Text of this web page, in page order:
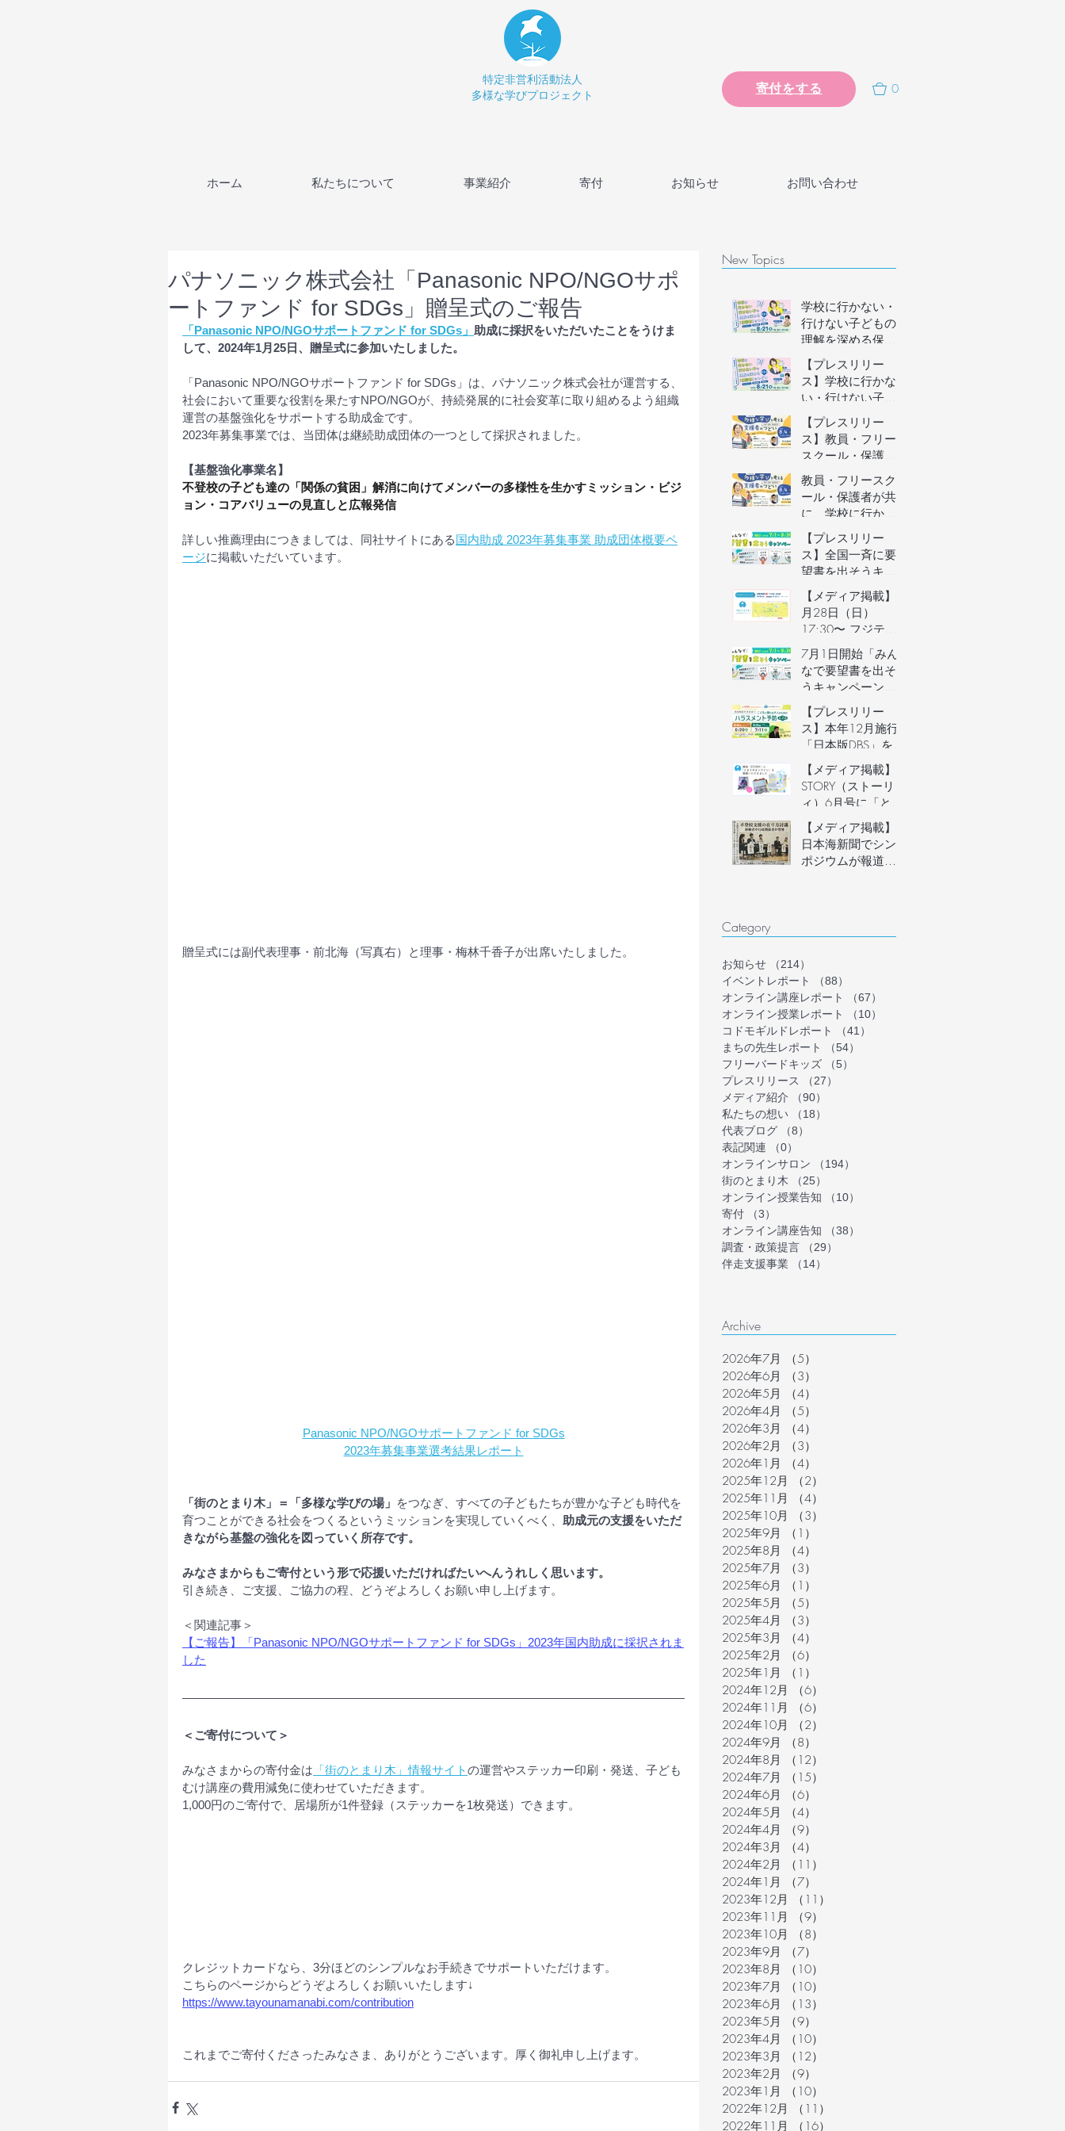
特定非営利活動法人
多様な学びプロジェクト
寄付をする 0
ホーム 私たちについて 事業紹介 寄付 お知らせ お問い合わせ
パナソニック株式会社「Panasonic NPO/NGOサポ
ートファンド for SDGs」贈呈式のご報告
「Panasonic NPO/NGOサポートファンド for SDGs」 助成に採択をいただいたことをうけま
して、2024年1月25日、贈呈式に参加いたしました。
「Panasonic NPO/NGOサポートファンド for SDGs」は、パナソニック株式会社が運営する、
社会において重要な役割を果たすNPO/NGOが、持続発展的に社会変革に取り組めるよう組織
運営の基盤強化をサポートする助成金です。
2023年募集事業では、当団体は継続助成団体の一つとして採択されました。
【基盤強化事業名】
不登校の子ども達の「関係の貧困」解消に向けてメンバーの多様性を生かすミッション・ビジ
ョン・コアバリューの見直しと広報発信
詳しい推薦理由につきましては、同社サイトにある国内助成 2023年募集事業 助成団体概要ペ
ージに掲載いただいています。
贈呈式には副代表理事・前北海（写真右）と理事・梅林千香子が出席いたしました。
Panasonic NPO/NGOサポートファンド for SDGs
2023年募集事業選考結果レポート
「街のとまり木」＝「多様な学びの場」 をつなぎ、すべての子どもたちが豊かな子ども時代を
育つことができる社会をつくるというミッションを実現していくべく、 助成元の支援をいただ
きながら基盤の強化を図っていく所存です。
みなさまからもご寄付という形で応援いただければたいへんうれしく思います。
引き続き、ご支援、ご協力の程、どうぞよろしくお願い申し上げます。
＜関連記事＞
【ご報告】「Panasonic NPO/NGOサポートファンド for SDGs」2023年国内助成に採択されま
した
＜ご寄付について＞
みなさまからの寄付金は 「街のとまり木」情報サイトの運営やステッカー印刷・発送、子ども
むけ講座の費用減免に使わせていただきます。
1,000円のご寄付で、居場所が1件登録（ステッカーを1枚発送）できます。
クレジットカードなら、3分ほどのシンプルなお手続きでサポートいただけます。
こちらのページからどうぞよろしくお願いいたします↓
https://www.tayounamanabi.com/contribution
これまでご寄付くださったみなさま、ありがとうございます。厚く御礼申し上げます。
New Topics
学校に行かない・
行けない子どもの
理解を深める保護
者向けオンライン
イベントの参加者
を募集します（長
【プレスリリー
ス】学校に行かな
い・行けない子ど
もの理解を深める
保護者向けオンラ
インイベントを開
【プレスリリー
ス】教員・フリー
スクール・保護者
が共に、学校に行
かない・行けない
子どもの気持ちを
ンイベントを開催
教員・フリースク
ール・保護者が共
に、学校に行かな
い・行けない子ど
もの気持ちを理解
するオンラインイ
募集します（長野
県主催）
【プレスリリー
ス】全国一斉に要
望書を出そうキャ
ンペーン／自治体
予算要望支援AIの
利用権つき！／不
制度づくりへ
【メディア掲載】6
月28日（日）
17:30〜 フジテレ
ビ「イット！」で
街のとまり木が紹
介されました！
7月1日開始「みん
なで要望書を出そ
うキャンペーン」
のご案内&7月3日
説明会開催
【プレスリリー
ス】本年12月施行
「日本版DBS」を見
据え、フリースク
ール運営者など子
どもに関わる大人
メント予防講座」
を6月20日(土)にオ
ンライン開催。フ
【メディア掲載】
STORY（ストーリ
ィ）6月号に「とま
り木オンライン」
を掲載いただきま
した！
【メディア掲載】
日本海新聞でシン
ポジウムが報道さ
Category
お知らせ （214）
イベントレポート
（88）
オンライン講座レポート
（67）
オンライン授業レポート
（10）
コドモギルドレポート
（41）
まちの先生レポート
（54）
フリーバードキッズ
（5）
プレスリリース
（27）
メディア紹介
（90）
私たちの想い
（18）
代表ブログ
（8）
表記関連
（0）
オンラインサロン
（194）
街のとまり木
（25）
オンライン授業告知
（10）
寄付
（3）
オンライン講座告知
（38）
調査・政策提言
（29）
伴走支援事業
（14）
Archive
2026年7月 （5）
2026年6月
（3）
2026年5月
（4）
2026年4月
（5）
2026年3月
（4）
2026年2月
（3）
2026年1月
（4）
2025年12月
（2）
2025年11月
（4）
2025年10月
（3）
2025年9月
（1）
2025年8月
（4）
2025年7月
（3）
2025年6月
（1）
2025年5月
（5）
2025年4月
（3）
2025年3月
（4）
2025年2月
（6）
2025年1月
（1）
2024年12月
（6）
2024年11月
（6）
2024年10月
（2）
2024年9月
（8）
2024年8月
（12）
2024年7月
（15）
2024年6月
（6）
2024年5月
（4）
2024年4月
（9）
2024年3月
（4）
2024年2月
（11）
2024年1月
（7）
2023年12月
（11）
2023年11月
（9）
2023年10月
（8）
2023年9月
（7）
2023年8月
（10）
2023年7月
（10）
2023年6月
（13）
2023年5月
（9）
2023年4月
（10）
2023年3月
（12）
2023年2月
（9）
2023年1月
（10）
2022年12月
（11）
2022年11月
（16）